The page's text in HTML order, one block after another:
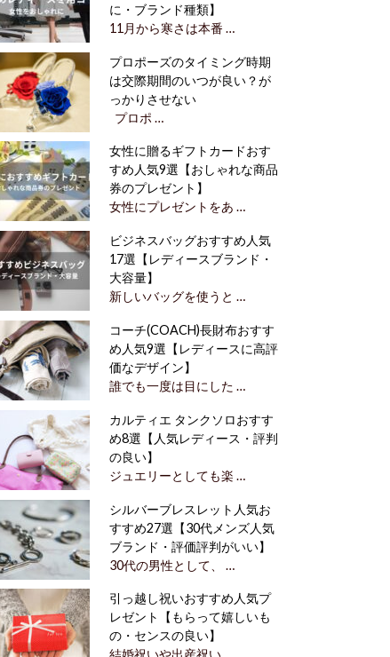
に・ブランド種類】
11月から寒さは本番 …
プロポーズのタイミング時期
は交際期間のいつが良い？が
っかりさせない
プロポ …
女性に贈るギフトカードおす
すめ人気9選【おしゃれな商品
券のプレゼント】
女性にプレゼントをあ …
ビジネスバッグおすすめ人気
17選【レディースブランド・
大容量】
新しいバッグを使うと …
コーチ(COACH)長財布おすす
め人気9選【レディースに高評
価なデザイン】
誰でも一度は目にした …
カルティエ タンクソロおすす
め8選【人気レディース・評判
の良い】
ジュエリーとしても楽 …
シルバーブレスレット人気お
すすめ27選【30代メンズ人気
ブランド・評価評判がいい】
30代の男性として、 …
引っ越し祝いおすすめ人気プ
レゼント【もらって嬉しいも
の・センスの良い】